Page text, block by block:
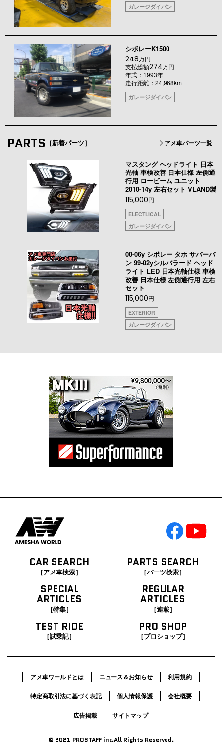
ガレージダイバン
シボレーK1500
248万円
支払総額274万円
年式：1993年
走行距離：24,968km
ガレージダイバン
PARTS ［新着パーツ］ アメ車パーツ一覧
マスタング ヘッドライト 日本
光軸 車検改善 日本仕様 左側通
行用 ロービーム ユニット
2010-14y 左右セット VLAND製
115,000円
ELECTLICAL
ガレージダイバン
00-06y シボレー タホ サバーバ
ン 99-02yシルバラード ヘッド
ライト LED 日本光軸仕様 車検
改善 日本仕様 左側通行用 左右
セット
115,000円
EXTERIOR
ガレージダイバン
CAR SEARCH
［アメ車検索］
PARTS SEARCH
［パーツ検索］
SPECIAL
ARTICLES
［特集］
REGULAR
ARTICLES
［連載］
TEST RIDE
［試乗記］
PRO SHOP
［プロショップ］
アメ車ワールドとは ニュース＆お知らせ 利用規約
特定商取引法に基づく表記 個人情報保護 会社概要
広告掲載 サイトマップ
© 2021 PROSTAFF inc.All Rights Reserved.